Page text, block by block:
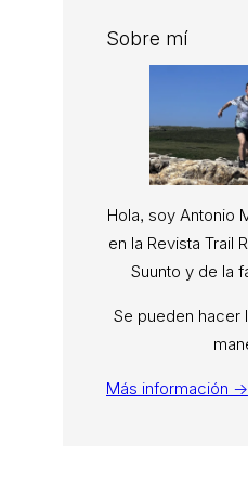
Sobre mí
Hola, soy Antonio
en la Revista Trail
Suunto y de la
Se pueden hacer
Más información →